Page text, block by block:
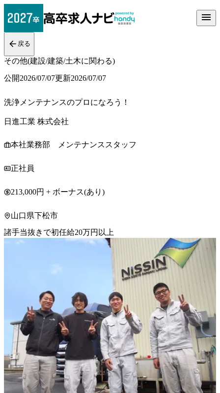
戻る
その他(建設/建築/土木に関わる)
公開2026/07/07更新2026/07/07
洗浄メンテナンスのプロになろう！
日進工業 株式会社
本社業務部 メンテナンススタッフ
正社員
213,000円 + ボーナス(あり)
山口県下松市
諸手当抜きで初任給20万円以上